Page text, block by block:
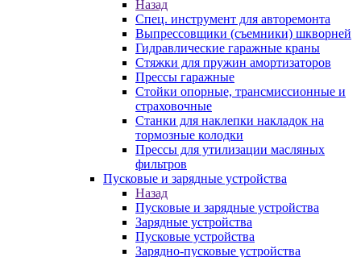
Назад
Спец. инструмент для авторемонта
Выпрессовщики (съемники) шкворней
Гидравлические гаражные краны
Стяжки для пружин амортизаторов
Прессы гаражные
Стойки опорные, трансмиссионные и
страховочные
Станки для наклепки накладок на
тормозные колодки
Прессы для утилизации масляных
фильтров
Пусковые и зарядные устройства
Назад
Пусковые и зарядные устройства
Зарядные устройства
Пусковые устройства
Зарядно-пусковые устройства